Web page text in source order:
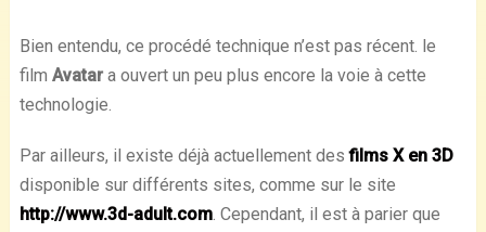
Bien entendu, ce procédé technique n’est pas récent. le
film Avatara ouvert un peu plus encore la voie à cette
technologie.
Par ailleurs, il existe déjà actuellement desfilms X en 3D
disponible sur différents sites, comme sur le site
http://www.3d-adult.com. Cependant, il est à parier que